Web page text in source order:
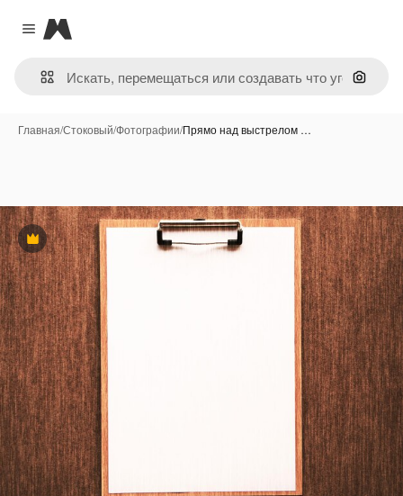
Close menu
Magnific
Поиск
Главная/Стоковый/Фотографии/Прямо над выстрелом …
Премиум